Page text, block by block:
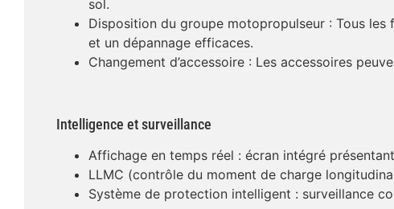
sol.
Disposition du groupe motopropulseur : Tous les
et un dépannage efficaces.
Changement d’accessoire : Les accessoires
Intelligence et surveillance
Affichage en temps réel : écran intégré
LLMC (contrôle du moment de charge
Système de protection intelligent : surveillance